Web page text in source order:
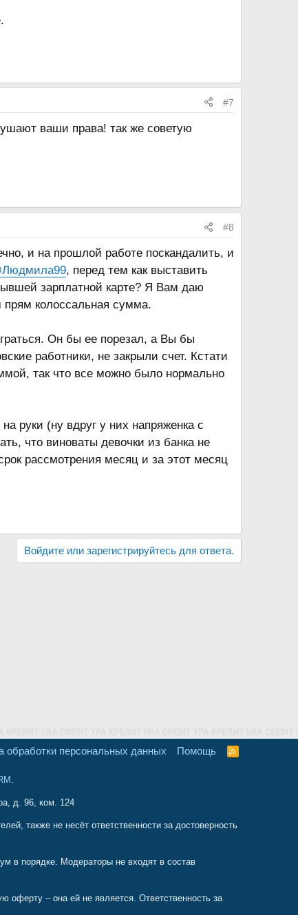
#7
ваши права! так же советую
#8
и на прошлой работе поскандалить, и
, перед тем как выставить
зарплатной карте? Я Вам даю
прям колоссальная сумма.
Он бы ее порезал, а Вы бы
работники, не закрыли счет. Кстати
так что все можно было нормально
руки (ну вдруг у них напряженка с
что виноваты девочки из банка не
рассмотрения месяц и за этот месяц
Войдите или зарегистрируйтесь для ответа.
обработки персональных данных Помощь
.
д. 96, ком. 124
также не несёт ответственности за достоверность
в порядке. Модераторы не входят в состав
оферту – она ей не является. Ответственность за